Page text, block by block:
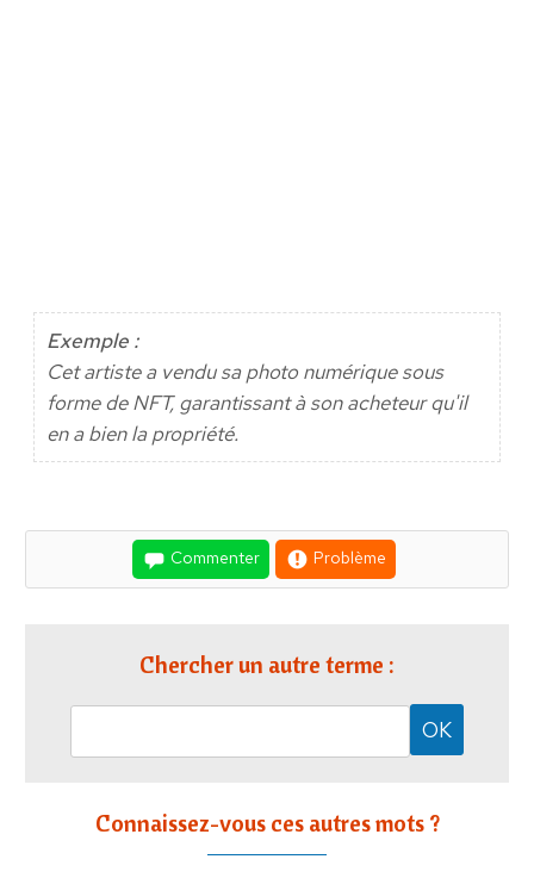
Exemple :
Cet artiste a vendu sa photo numérique sous
forme de NFT, garantissant à son acheteur qu'il
en a bien la propriété.
Commenter Problème
Chercher un autre terme :
Connaissez-vous ces autres mots ?